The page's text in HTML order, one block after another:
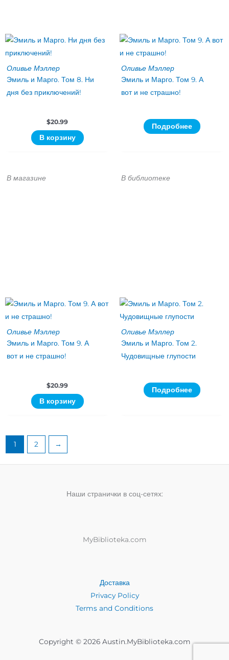
Оливье Мэллер
Эмиль и Марго. Том 8. Ни
дня без приключений!
$20.99
В корзину
Оливье Мэллер
Эмиль и Марго. Том 9. А
вот и не страшно!
Подробнее
В магазине
Оливье Мэллер
Эмиль и Марго. Том 9. А
вот и не страшно!
$20.99
В корзину
В библиотеке
Оливье Мэллер
Эмиль и Марго. Том 2.
Чудовищные глупости
Подробнее
1 2 →
Наши странички в соц-сетях:
MyBiblioteka.com
Доставка
Privacy Policy
Terms and Conditions
Copyright © 2026 Austin.MyBiblioteka.com